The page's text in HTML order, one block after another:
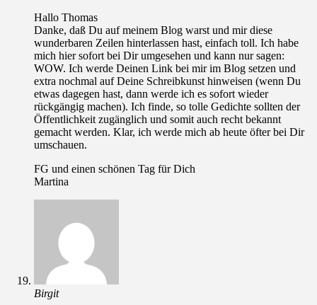
Hallo Thomas
Danke, daß Du auf meinem Blog warst und mir diese
wunderbaren Zeilen hinterlassen hast, einfach toll. Ich habe
mich hier sofort bei Dir umgesehen und kann nur sagen:
WOW. Ich werde Deinen Link bei mir im Blog setzen und
extra nochmal auf Deine Schreibkunst hinweisen (wenn Du
etwas dagegen hast, dann werde ich es sofort wieder
rückgängig machen). Ich finde, so tolle Gedichte sollten der
Öffentlichkeit zugänglich und somit auch recht bekannt
gemacht werden. Klar, ich werde mich ab heute öfter bei Dir
umschauen.
FG und einen schönen Tag für Dich
Martina
Birgit